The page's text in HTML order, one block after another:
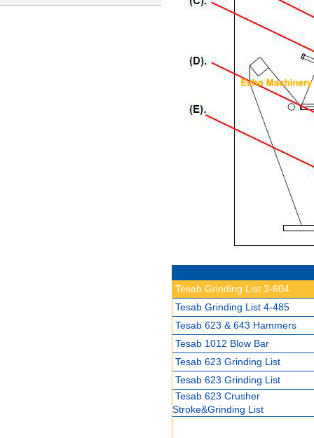
Tesab Grinding List 3-604
Tesab Grinding List 4-485
Tesab 623 & 643 Hammers
Tesab 1012 Blow Bar
Tesab 623 Grinding List
Tesab 623 Grinding List
Tesab 623 Crusher
Stroke&Grinding List